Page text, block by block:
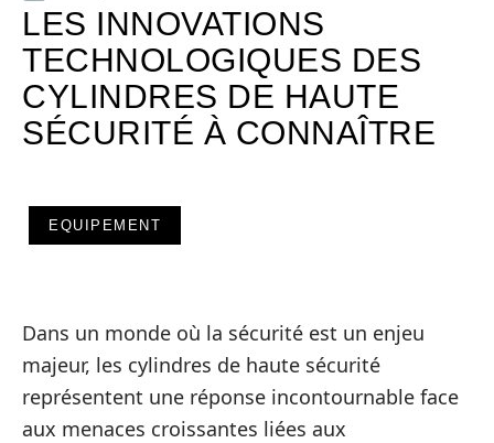
LES INNOVATIONS
TECHNOLOGIQUES DES
CYLINDRES DE HAUTE
SÉCURITÉ À CONNAÎTRE
EQUIPEMENT
Dans un monde où la sécurité est un enjeu
majeur, les cylindres de haute sécurité
représentent une réponse incontournable face
aux menaces croissantes liées aux